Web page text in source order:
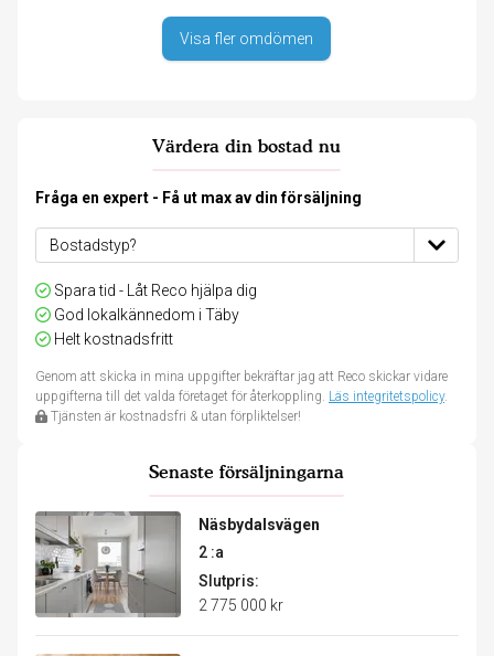
Visa fler omdömen
Värdera din bostad nu
Fråga en expert - Få ut max av din försäljning
Spara tid - Låt Reco hjälpa dig
God lokalkännedom i Täby
Helt kostnadsfritt
Genom att skicka in mina uppgifter bekräftar jag att Reco skickar vidare
uppgifterna till det valda företaget för återkoppling. Läs integritetspolicy.
Tjänsten är kostnadsfri & utan förpliktelser!
Senaste försäljningarna
Näsbydalsvägen
2 :a
Slutpris:
2 775 000 kr